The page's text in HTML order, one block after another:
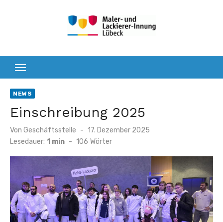
NEWS
Einschreibung 2025
Von Geschäftsstelle
Veröffentlicht
am
17. Dezember 2025
Lesedauer: 1 min - 106 Wörter